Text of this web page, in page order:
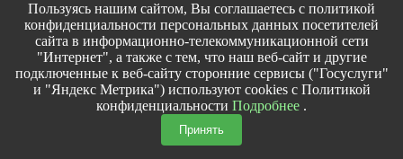
Пользуясь нашим сайтом, Вы соглашаетесь с политикой
конфиденциальности персональных данных посетителей
сайта в информационно-телекоммуникационной сети
"Интернет", а также с тем, что наш веб-сайт и другие
подключенные к веб-сайту сторонние сервисы ("Госуслуги"
и "Яндекс Метрика") используют cookies с Политикой
конфиденциальности Подробнее .
Принять